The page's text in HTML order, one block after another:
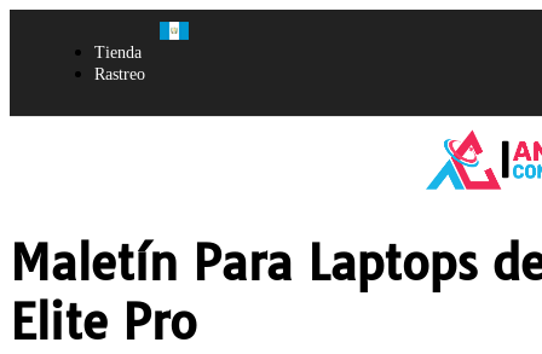
Tienda
Rastreo
Maletín Para Laptops
Elite Pro